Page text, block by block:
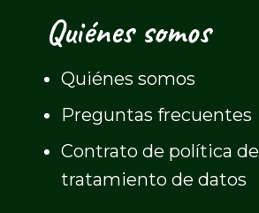
Quiénes somos
Quiénes somos
Preguntas frecuentes
Contrato de política de
tratamiento de datos